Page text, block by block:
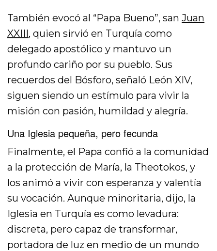
También evocó al “Papa Bueno”, sanJuan
XXIII, quien sirvió en Turquía como
delegado apostólico y mantuvo un
profundo cariño por su pueblo. Sus
recuerdos del Bósforo, señaló León XIV,
siguen siendo un estímulo para vivir la
misión con pasión, humildad y alegría.
Una Iglesia pequeña, pero fecunda
Finalmente, el Papa confió a la comunidad
a la protección de María, la Theotokos, y
los animó a vivir con esperanza y valentía
su vocación. Aunque minoritaria, dijo, la
Iglesia en Turquía es como levadura:
discreta, pero capaz de transformar,
portadora de luz en medio de un mundo